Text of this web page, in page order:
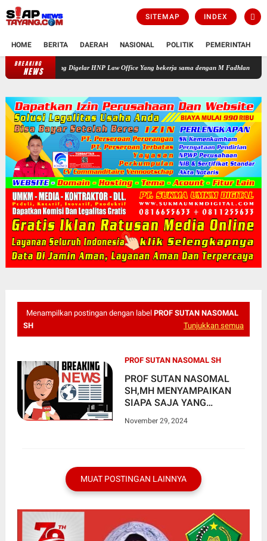
SITEMAP INDEX
HOME BERITA DAERAH NASIONAL POLITIK PEMERINTAH
BREAKING
NEWS
Gratis yang Digelar HNP Law Office Yang bekerja sama dengan M Fadhlan Medika
Menampilkan postingan dengan label PROF SUTAN NASOMAL
SH
Tunjukkan semua
PROF SUTAN NASOMAL SH
PROF SUTAN NASOMAL
SH,MH MENYAMPAIKAN
SIAPA SAJA YANG
MENGHINA INSAN PERS DI
November 29, 2024
MUAT POSTINGAN LAINNYA